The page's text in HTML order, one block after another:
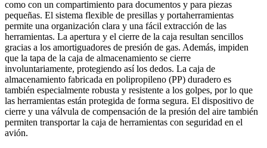
como con un compartimiento para documentos y para piezas
pequeñas. El sistema flexible de presillas y portaherramientas
permite una organización clara y una fácil extracción de las
herramientas. La apertura y el cierre de la caja resultan sencillos
gracias a los amortiguadores de presión de gas. Además, impiden
que la tapa de la caja de almacenamiento se cierre
involuntariamente, protegiendo así los dedos. La caja de
almacenamiento fabricada en polipropileno (PP) duradero es
también especialmente robusta y resistente a los golpes, por lo que
las herramientas están protegida de forma segura. El dispositivo de
cierre y una válvula de compensación de la presión del aire también
permiten transportar la caja de herramientas con seguridad en el
avión.